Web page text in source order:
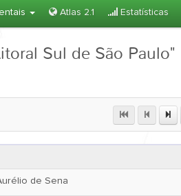
Atlas 2.1 Estatísticas
Sul de São Paulo"
de Sena